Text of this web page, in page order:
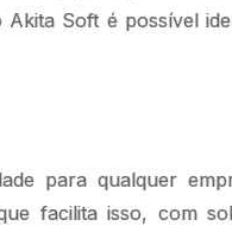
Soft é possível
para qualquer
facilita isso, com